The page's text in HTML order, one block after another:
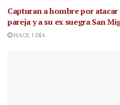
Capturan a hombre por
pareja y a su ex suegra San
HACE 1 DÍA